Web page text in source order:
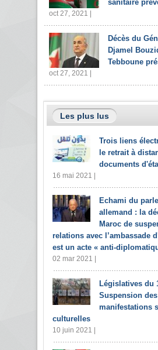
sanitaire
oct 27, 2021 |
Décès du
Djamel
Tebboune
oct 27, 2021 |
Les plus lus
Trois liens
le retrait à
documents
16 mai 2021 |
Echami du
allemand : la
Maroc de
relations avec l’ambassade
est un acte « anti-
02 mar 2021 |
Législatives du
Suspension des
manifestations
culturelles
10 juin 2021 |